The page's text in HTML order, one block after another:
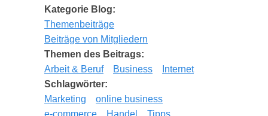
Kategorie Blog:
Themenbeiträge
Beiträge von Mitgliedern
Themen des Beitrags:
Arbeit & Beruf
Business
Internet
Schlagwörter:
Marketing
online business
e-commerce
Handel
Tipps